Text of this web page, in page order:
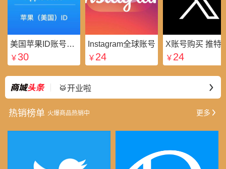
美国苹果ID账号_美区Apple ID账号_外国苹果ID账号购买批发平台
￥ 30
Instagram全球账号
￥ 24
￥ 24
最新 ⭐好礼不断
🥁开业啦
热销榜单 火爆商品热销中 更多